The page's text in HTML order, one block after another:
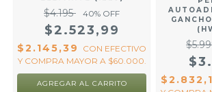
$4.195 40% OFF
$2.523,99
$2.145,39 CON EFECTIVO
Y COMPRA MAYOR A $60.000.
AGREGAR AL CARRITO